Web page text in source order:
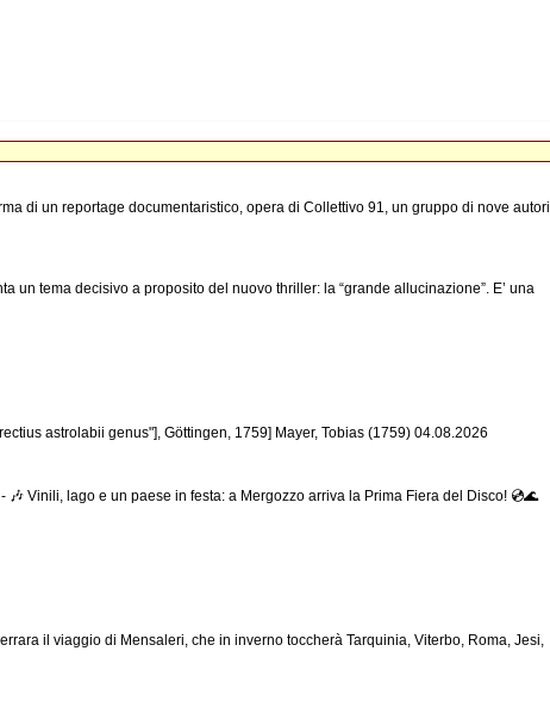
di un reportage documentaristico, opera di Collettivo 91, un gruppo di nove autori,
un tema decisivo a proposito del nuovo thriller: la “grande allucinazione”. E’ una
astrolabii genus"], Göttingen, 1759] Mayer, Tobias (1759) 04.08.2026
- 🎶 Vinili, lago e un paese in festa: a Mergozzo arriva la Prima Fiera del Disco! 💿🌊
il viaggio di Mensaleri, che in inverno toccherà Tarquinia, Viterbo, Roma, Jesi,